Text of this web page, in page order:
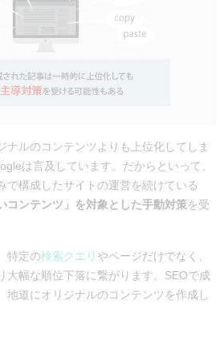
ナルのコンテンツよりも上位化してしま
は言及しています。だからといって、
で構成したサイトの運営を続けている
コンテンツ」を対象とした手動対策を受
特定の検索クエリ やページだけでなく、
大幅な順位下落に繋がります。SEOで成
地道にオリジナルのコンテンツを作成し